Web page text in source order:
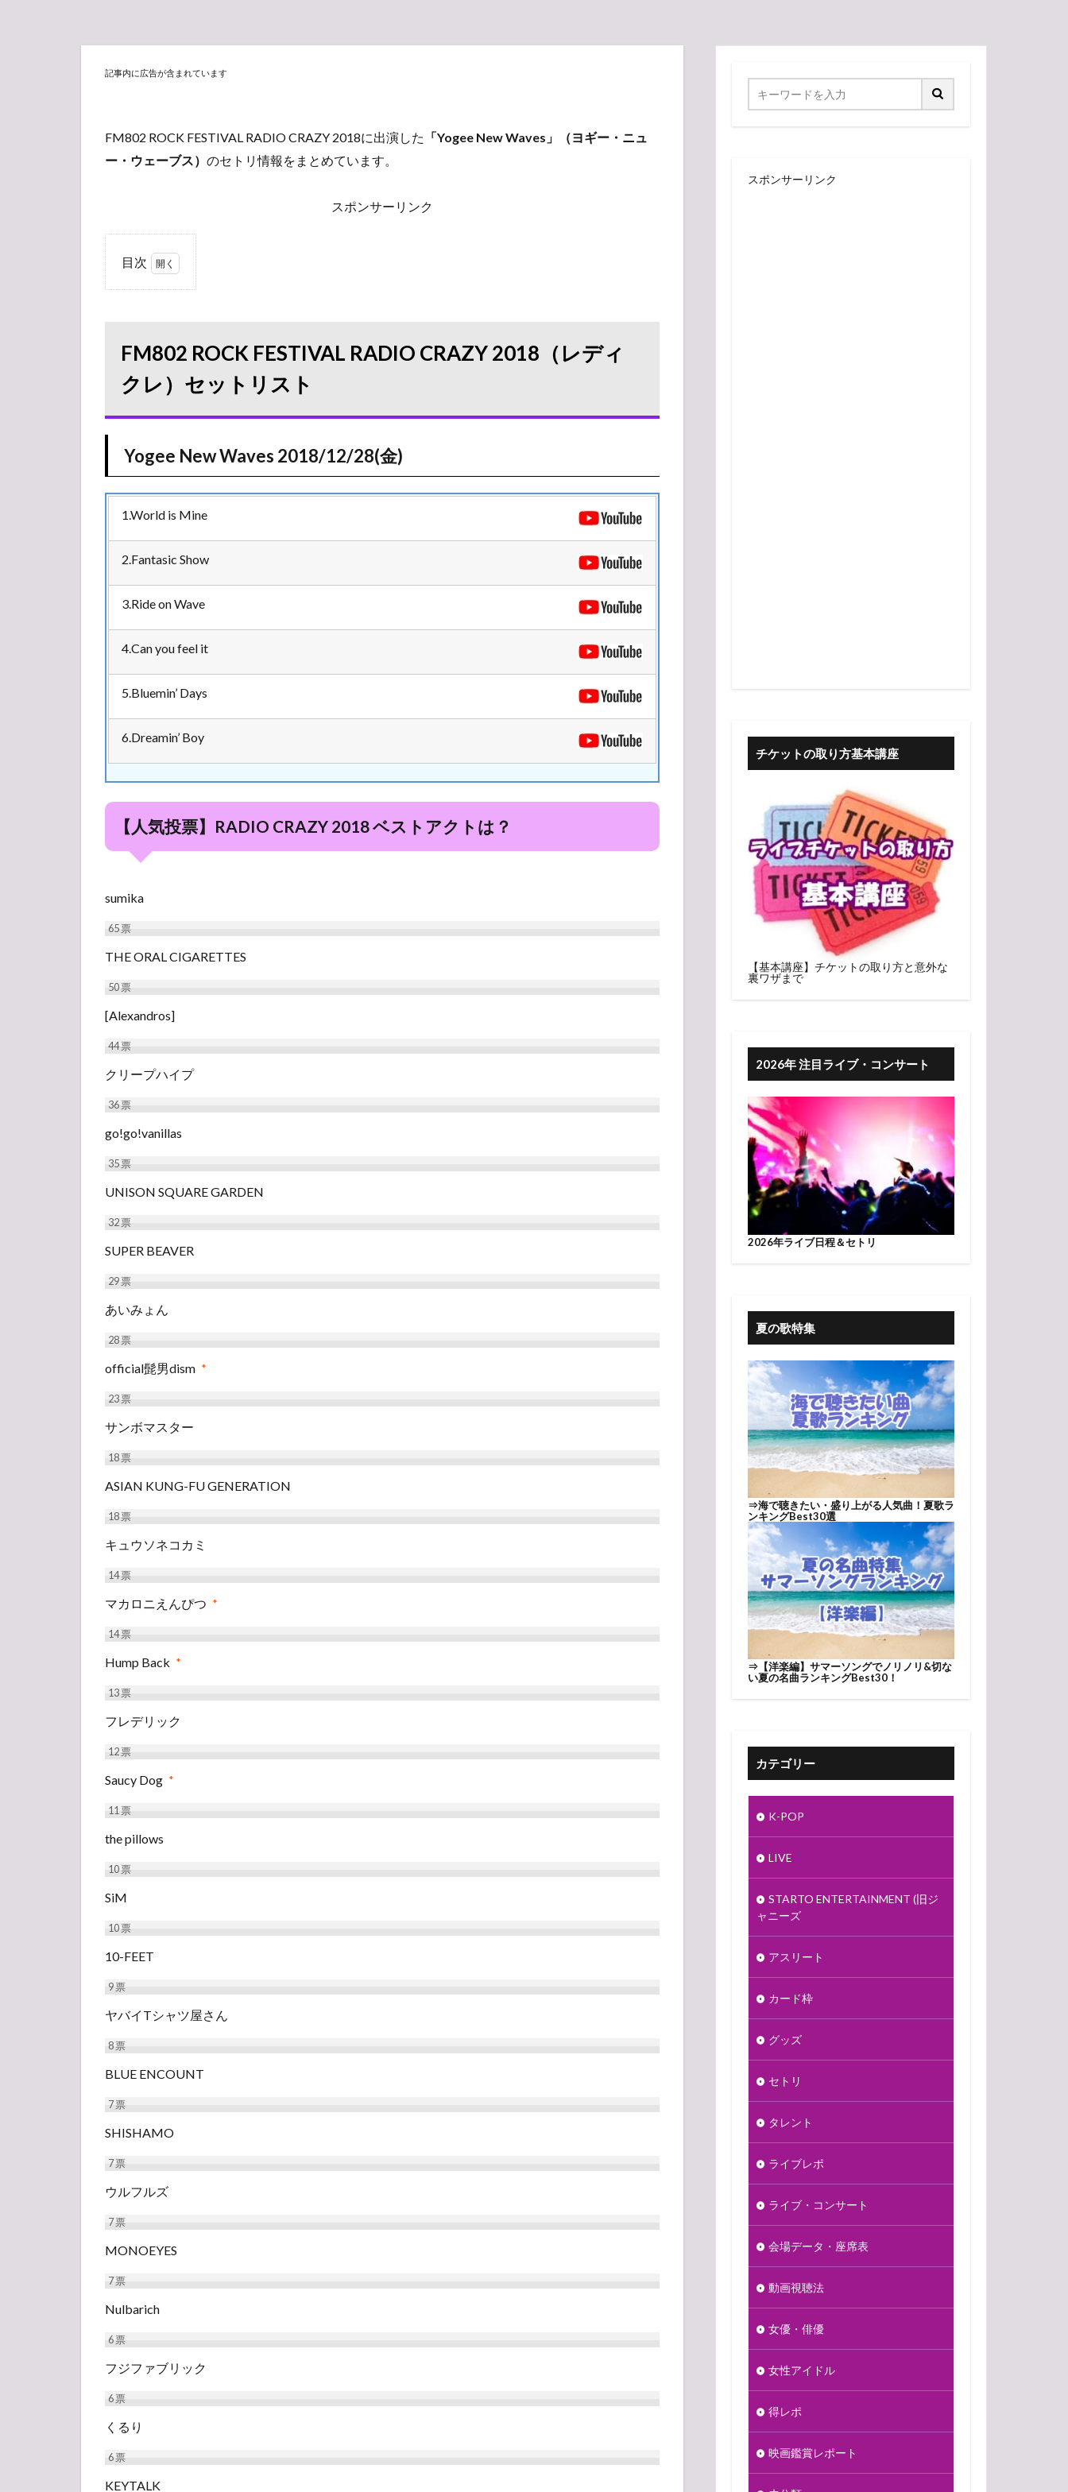
記事内に広告が含まれています
FM802 ROCK FESTIVAL RADIO CRAZY 2018に出演した 「Yogee New Waves」（ヨギー・ニュ
ー・ウェーブス） のセトリ情報をまとめています。
スポンサーリンク
目次
RADIO
2018（レ
レ）セッ
1.1
Yogee
2018/12/28(金)
2018/12/27(木)
HOUSE
5号館
L-
5号館
R-
STAGE
4号館
2.4
STAGE
3
2018/12/28(金)
3.1
5号館
STAGE
3.3
Z-
STAGE
FM802 ROCK FESTIVAL RADIO CRAZY 2018（レディ
クレ）セットリスト
Yogee New Waves 2018/12/28(金)
1.World is Mine
2.Fantasic Show
3.Ride on Wave
4.Can you feel it
5.Bluemin’ Days
6.Dreamin’ Boy
【人気投票】RADIO CRAZY 2018 ベストアクトは？
sumika
65票
THE ORAL CIGARETTES
50票
[Alexandros]
44票
クリープハイプ
36票
go!go!vanillas
35票
UNISON SQUARE GARDEN
32票
SUPER BEAVER
29票
あいみょん
28票
official髭男dism *
23票
サンボマスター
18票
ASIAN KUNG-FU GENERATION
18票
キュウソネコカミ
14票
マカロニえんぴつ *
14票
Hump Back *
13票
フレデリック
12票
Saucy Dog *
11票
the pillows
10票
SiM
10票
10-FEET
9票
ヤバイTシャツ屋さん
8票
BLUE ENCOUNT
7票
SHISHAMO
7票
ウルフルズ
7票
MONOEYES
7票
Nulbarich
6票
フジファブリック
6票
くるり
6票
KEYTALK
スポンサーリンク
チケットの取り方基本講座
【基本講座】チケットの取り方と意外な
裏ワザまで
2026年 注目ライブ・コンサート
2026年ライブ日程＆セトリ
夏の歌特集
⇒海で聴きたい・盛り上がる人気曲！夏歌ラ
ンキングBest30選
⇒ 【洋楽編】サマーソングでノリノリ&切な
い夏の名曲ランキングBest30！
カテゴリー
K-POP
LIVE
STARTO ENTERTAINMENT (旧ジ
ャニーズ
アスリート
カード枠
グッズ
セトリ
タレント
ライブレポ
ライブ・コンサート
会場データ・座席表
動画視聴法
女優・俳優
女性アイドル
得レポ
映画鑑賞レポート